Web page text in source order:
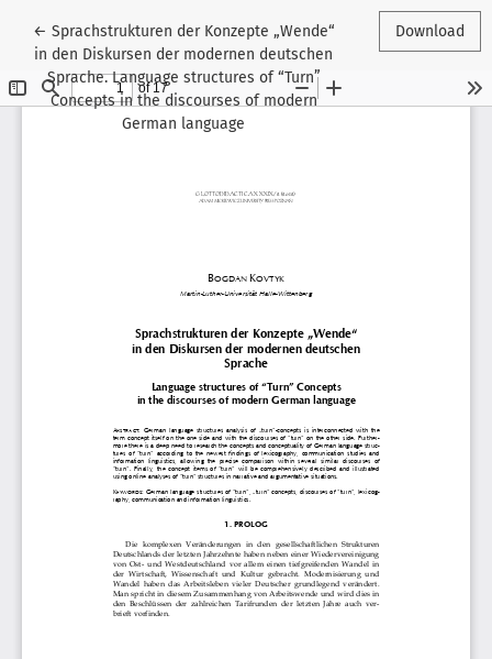
← Return to Article Details
Sprachstrukturen der Konzepte „Wende“
in den Diskursen der modernen deutschen
Sprache. Language structures of “Turn”
Concepts in the discourses of modern
German language
Download